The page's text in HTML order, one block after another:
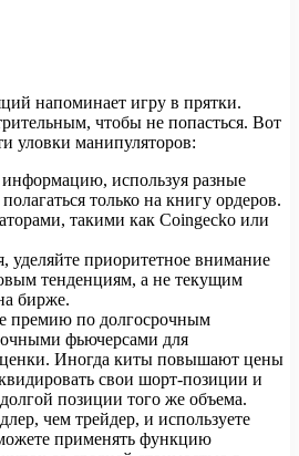
напоминает игру в прятки.
чтобы не попасться. Вот
уловки манипуляторов:
информацию, используя разные
только на книгу ордеров.
такими как Coingecko или
приоритетное внимание
тенденциям, а не текущим
бирже.
премию по долгосрочным
фьючерсами для
Иногда киты повышают цены
свои шорт-позиции и
позиции того же объема.
чем трейдер, и используете
применять функцию